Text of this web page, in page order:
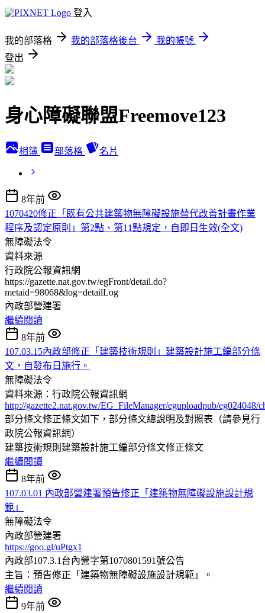
登入
我的部落格 我的部落格後台
我的帳號
登出
身心障礙聯盟Freemove123
相簿 部落格 名片
8年前
1070420修正「既有公共建築物無障礙設施替代改善計畫作業
程序及認定原則」第2點、第11點規定，自即日生效(全文)
無障礙法令
資料來源
行政院公報資訊網
https://gazette.nat.gov.tw/egFront/detail.do?
metaid=98068&log=detailLog
內政部營建署
繼續閱讀
8年前
107.03.15內政部修正「建築技術規則」建築設計施工編部分條
文，自發布日施行。
無障礙法令
資料來源：行政院公報資訊網
http://gazette2.nat.gov.tw/EG_FileManager/eguploadpub/eg024048/
部分條文修正條文如下，部分條文總說明及對照表（請參見行
政院公報資訊網）
建築技術規則建築設計施工編部分條文修正條文
繼續閱讀
8年前
107.03.01 內政部營建署預告修正「建築物無障礙設施設計規
範」
無障礙法令
內政部營建署
https://goo.gl/uPtgx1
內政部107.3.1台內營字第1070801591號公告
主旨：預告修正「建築物無障礙設施設計規範」。
繼續閱讀
9年前